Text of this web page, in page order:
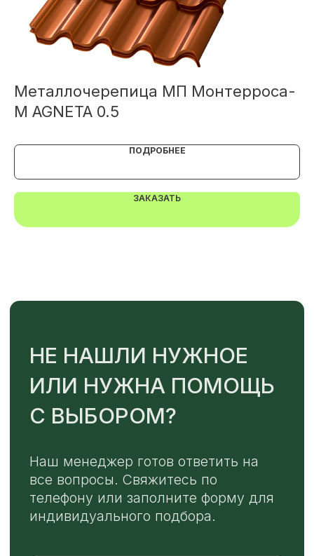
Металлочерепица МП Монтерроса-
M AGNETA 0.5
ПОДРОБНЕЕ
ЗАКАЗАТЬ